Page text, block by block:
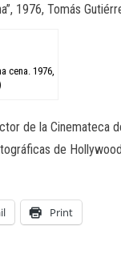
1976, Tomás
cena. 1976,
de la Cinemateca
de
Print